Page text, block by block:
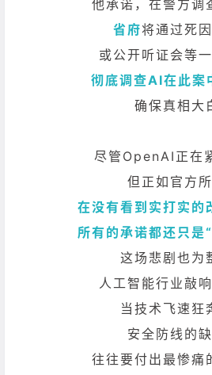
他承诺，在警方调
省府将通过死
或公开听证会等
彻底调查AI在此案
确保真相大
尽管OpenAI正在
但正如官方
在没有看到实打实的
所有的承诺都还只是
这场悲剧也为
人工智能行业敲
当技术飞速狂
安全防线的
往往要付出最惨痛